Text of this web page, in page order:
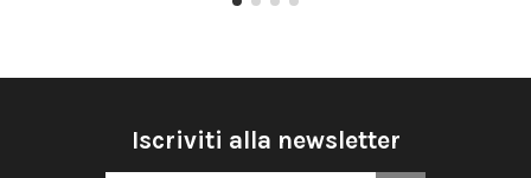
Iscriviti alla newsletter